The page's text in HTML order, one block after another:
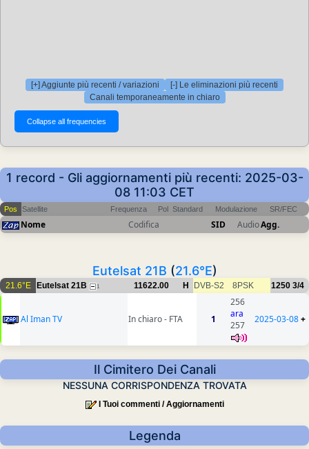
[+] Aggiunte più recenti / variazioni
[-] Le eliminazioni più recenti
Canali temporaneamente in chiaro
1 record - Gli aggiornamenti più recenti: 2025-03-
08 11:03 CET
Pos Satellite Frequenza Pol Standard Modulazione SR/FEC
Nome Codifica SID AudioAgg.
Eutelsat 21B (21.6°E)
21.6°E Eutelsat 21B 1 11622.00 H DVB-S2 8PSK 1250 3/4
Al Iman TV In chiaro - FTA 1
256
ara
257
2025-03-08+
Il Cimitero Dei Canali
NESSUNA CORRISPONDENZA TROVATA
I Tuoi commenti / Aggiornamenti
Legenda